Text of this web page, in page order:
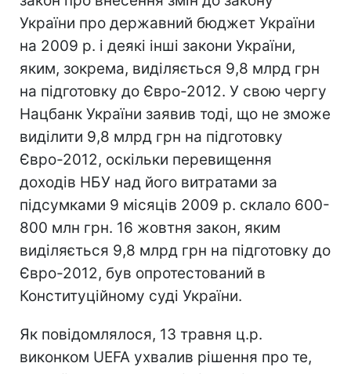
України про державний бюджет України
на 2009 р. і деякі інші закони України,
яким, зокрема, виділяється 9,8 млрд грн
на підготовку до Євро-2012. У свою чергу
Нацбанк України заявив тоді, що не зможе
виділити 9,8 млрд грн на підготовку
Євро-2012, оскільки перевищення
доходів НБУ над його витратами за
підсумками 9 місяців 2009 р. склало 600-
800 млн грн. 16 жовтня закон, яким
виділяється 9,8 млрд грн на підготовку до
Євро-2012, був опротестований в
Конституційному суді України.
Як повідомлялося, 13 травня ц.р.
виконком UEFA ухвалив рішення про те,